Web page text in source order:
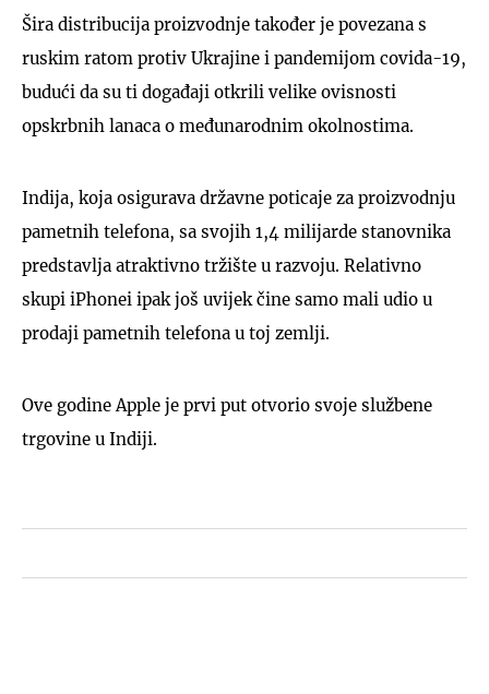
Šira distribucija proizvodnje također je povezana s
ruskim ratom protiv Ukrajine i pandemijom covida-19,
budući da su ti događaji otkrili velike ovisnosti
opskrbnih lanaca o međunarodnim okolnostima.
Indija, koja osigurava državne poticaje za proizvodnju
pametnih telefona, sa svojih 1,4 milijarde stanovnika
predstavlja atraktivno tržište u razvoju. Relativno
skupi iPhonei ipak još uvijek čine samo mali udio u
prodaji pametnih telefona u toj zemlji.
Ove godine Apple je prvi put otvorio svoje službene
trgovine u Indiji.